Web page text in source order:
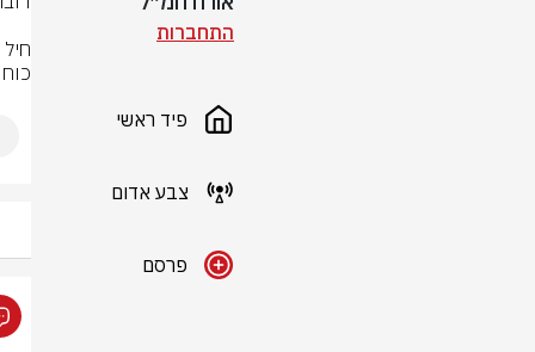
התחברות
פיד ראשי
צבע אדום
פרסם